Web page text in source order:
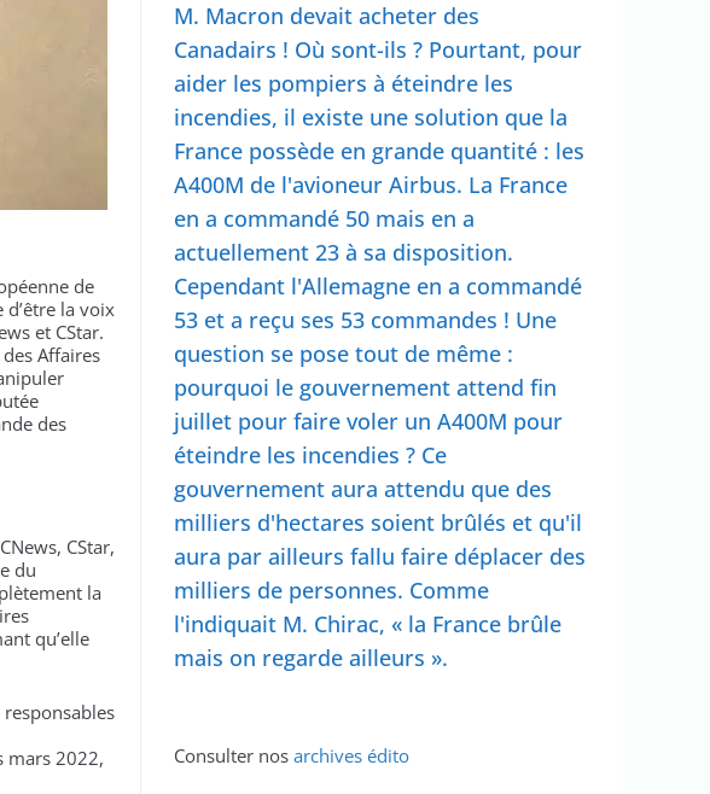
de
d’être la voix
et CStar.
Affaires
des
CStar,
du
la
qu’elle
mars 2022,
M. Macron devait acheter des
Canadairs ! Où sont-ils ? Pourtant, pour
aider les pompiers à éteindre les
incendies, il existe une solution que la
France possède en grande quantité : les
A400M de l'avioneur Airbus. La France
en a commandé 50 mais en a
actuellement 23 à sa disposition.
Cependant l'Allemagne en a commandé
53 et a reçu ses 53 commandes ! Une
question se pose tout de même :
pourquoi le gouvernement attend fin
juillet pour faire voler un A400M pour
éteindre les incendies ? Ce
gouvernement aura attendu que des
milliers d'hectares soient brûlés et qu'il
aura par ailleurs fallu faire déplacer des
milliers de personnes. Comme
l'indiquait M. Chirac, « la France brûle
mais on regarde ailleurs ».
Consulter nos archives édito